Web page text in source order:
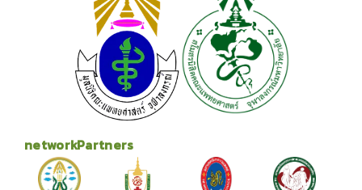
networkPartners